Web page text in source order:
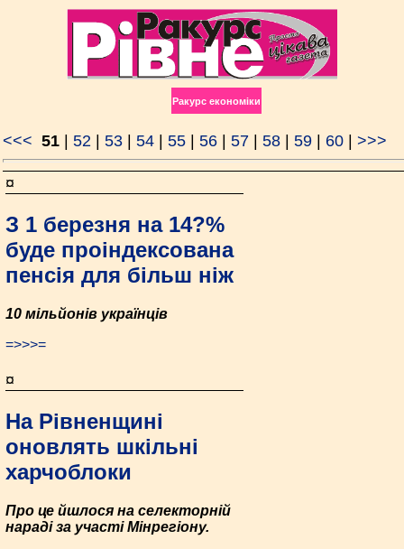
Ракурс економiки
<<< 51 52 53 54 55 56 57 58 59 60 >>>
¤
З 1 березня на 14?%
буде проіндексована
пенсія для більш ніж
10 мільйонів українців
=>>>=
¤
На Рівненщині
оновлять шкільні
харчоблоки
Про це йшлося на селекторній
нараді за участі Мінрегіону.